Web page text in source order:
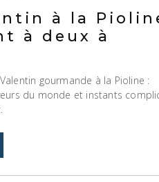
à la
à deux à
gourmande à la Pioline :
du monde et instants